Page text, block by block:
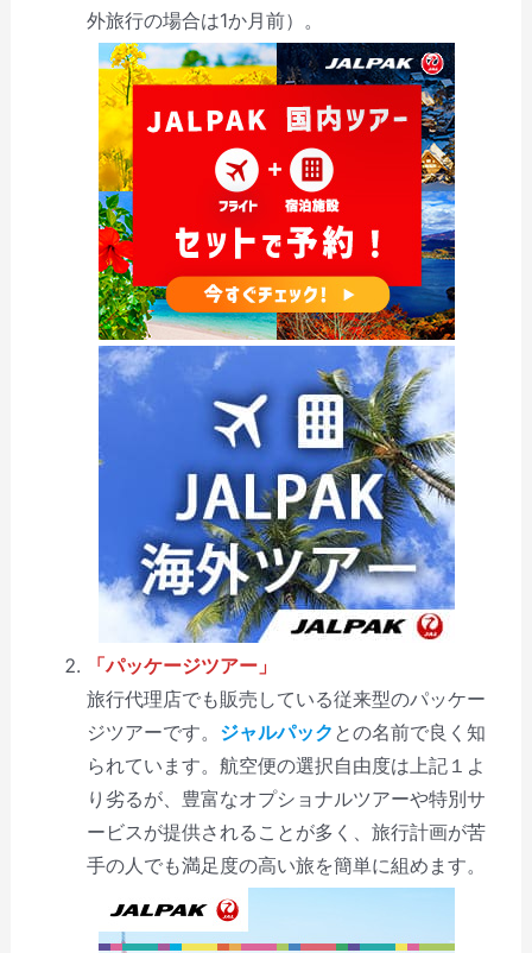
外旅行の場合は1か月前）。
「パッケージツアー」
旅行代理店でも販売している従来型のパッケー
ジツアーです。 ジャルパック との名前で良く知
られています。航空便の選択自由度は上記１よ
り劣るが、豊富なオプショナルツアーや特別サ
ービスが提供されることが多く、旅行計画が苦
手の人でも満足度の高い旅を簡単に組めます。